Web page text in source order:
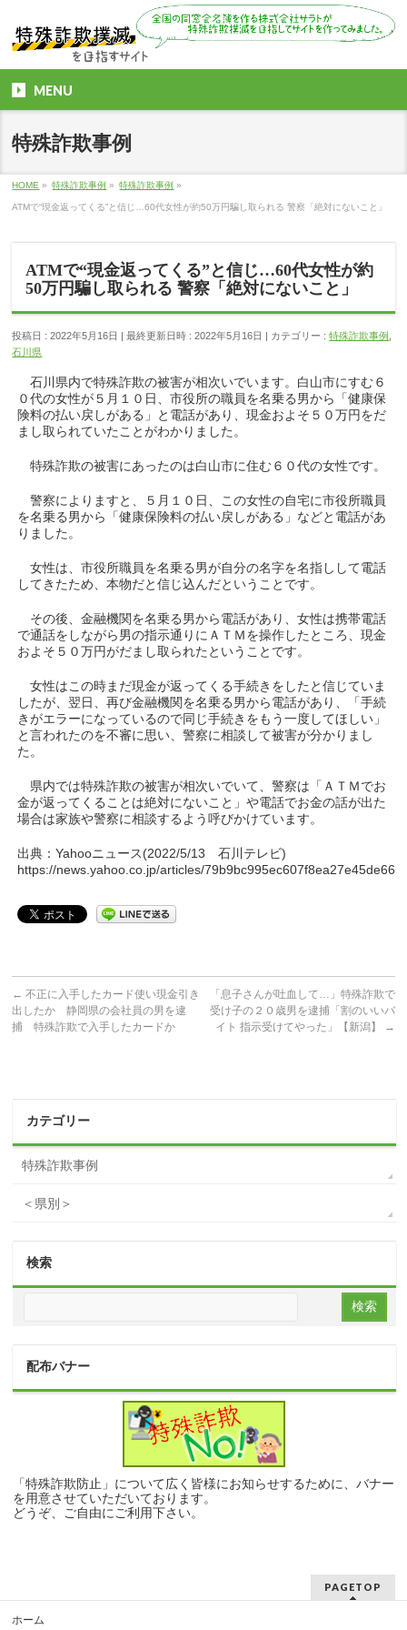
MENU
特殊詐欺事例
HOME » 特殊詐欺事例 » 特殊詐欺事例 »
ATMで“現金返ってくる”と信じ…60代女性が約50万円騙し取られる 警察「絶対にないこと」
ATMで“現金返ってくる”と信じ…60代女性が約
50万円騙し取られる 警察「絶対にないこと」
投稿日 : 2022年5月16日 最終更新日時 : 2022年5月16日 カテゴリー :特殊詐欺事例
石川県
石川県内で特殊詐欺の被害が相次いでいます。白山市にすむ６
０代の女性が５月１０日、市役所の職員を名乗る男から「健康保
険料の払い戻しがある」と電話があり、現金およそ５０万円をだ
まし取られていたことがわかりました。
特殊詐欺の被害にあったのは白山市に住む６０代の女性です。
警察によりますと、５月１０日、この女性の自宅に市役所職員
を名乗る男から「健康保険料の払い戻しがある」などと電話があ
りました。
女性は、市役所職員を名乗る男が自分の名字を名指しして電話
してきたため、本物だと信じ込んだということです。
その後、金融機関を名乗る男から電話があり、女性は携帯電話
で通話をしながら男の指示通りにＡＴＭを操作したところ、現金
およそ５０万円がだまし取られたということです。
女性はこの時まだ現金が返ってくる手続きをしたと信じていま
したが、翌日、再び金融機関を名乗る男から電話があり、「手続
きがエラーになっているので同じ手続きをもう一度してほしい」
と言われたのを不審に思い、警察に相談して被害が分かりまし
た。
県内では特殊詐欺の被害が相次いでいて、警察は「ＡＴＭでお
金が返ってくることは絶対にないこと」や電話でお金の話が出た
場合は家族や警察に相談するよう呼びかけています。
出典：Yahooニュース(2022/5/13 石川テレビ)
https://news.yahoo.co.jp/articles/
← 不正に入手したカード使い現金引き
出したか 静岡県の会社員の男を逮
捕 特殊詐欺で入手したカードか
「息子さんが吐血して…」特殊詐欺で
受け子の２０歳男を逮捕「割のいいバ
イト 指示受けてやった」【新潟】
→
カテゴリー
特殊詐欺事例
＜県別＞
検索
配布バナー
「特殊詐欺防止」について広く皆様にお知らせするために、バナー
を用意させていただいております。
どうぞ、ご自由にご利用下さい。
PAGETOP
ホーム